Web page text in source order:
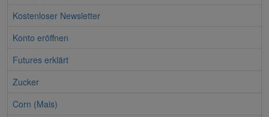
Kostenloser Newsletter
Konto eröffnen
Futures erklärt
Zucker
Corn (Mais)